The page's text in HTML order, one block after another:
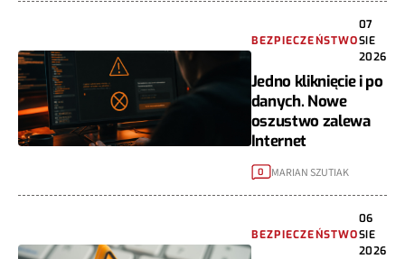
BEZPIECZEŃSTWO
07
SIE
2026
Jedno kliknięcie i po
danych. Nowe
oszustwo zalewa
Internet
0 MARIAN SZUTIAK
BEZPIECZEŃSTWO
06
SIE
2026